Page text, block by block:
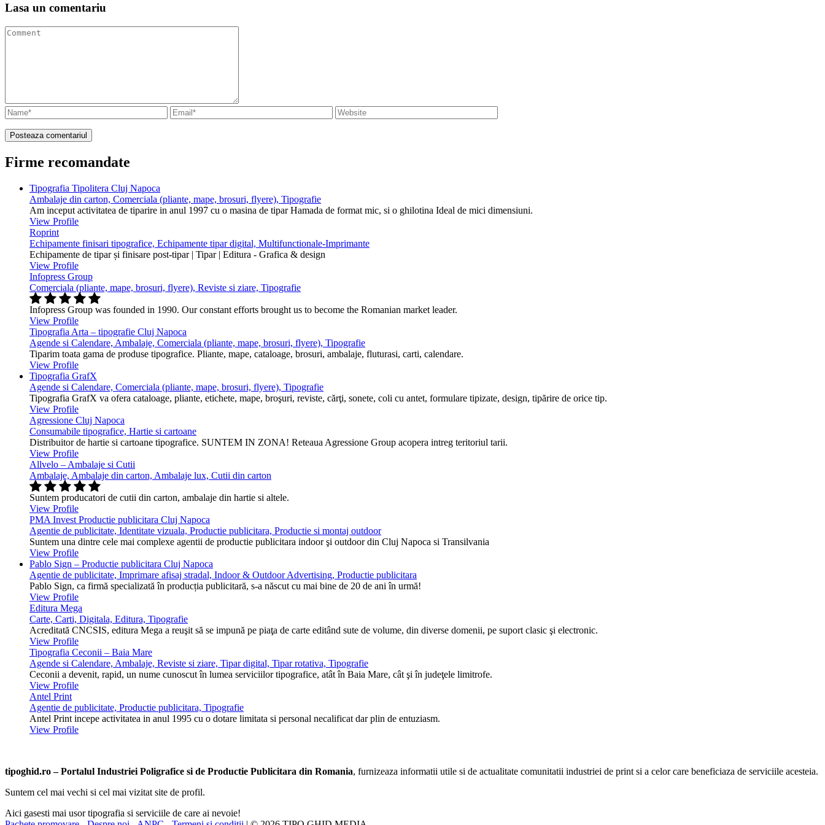
Lasa un comentariu
Firme recomandate
Tipografia Tipolitera Cluj Napoca
Ambalaje din carton, Comerciala (pliante, mape, brosuri, flyere), Tipografie
Am inceput activitatea de tiparire in anul 1997 cu o masina de tipar Hamada de format mic, si o ghilotina Ideal de mici dimensiuni.
View Profile
Roprint
Echipamente finisari tipografice, Echipamente tipar digital, Multifunctionale-Imprimante
Echipamente de tipar și finisare post-tipar | Tipar | Editura - Grafica & design
View Profile
Infopress Group
Comerciala (pliante, mape, brosuri, flyere), Reviste si ziare, Tipografie
Infopress Group was founded in 1990. Our constant efforts brought us to become the Romanian market leader.
View Profile
Tipografia Arta – tipografie Cluj Napoca
Agende si Calendare, Ambalaje, Comerciala (pliante, mape, brosuri, flyere), Tipografie
Tiparim toata gama de produse tipografice. Pliante, mape, cataloage, brosuri, ambalaje, fluturasi, carti, calendare.
View Profile
Tipografia GrafX
Agende si Calendare, Comerciala (pliante, mape, brosuri, flyere), Tipografie
Tipografia GrafX va ofera cataloage, pliante, etichete, mape, broşuri, reviste, cărţi, sonete, coli cu antet, formulare tipizate, design, tipărire de orice tip.
View Profile
Agressione Cluj Napoca
Consumabile tipografice, Hartie si cartoane
Distribuitor de hartie si cartoane tipografice. SUNTEM IN ZONA! Reteaua Agressione Group acopera intreg teritoriul tarii.
View Profile
Allvelo – Ambalaje si Cutii
Ambalaje, Ambalaje din carton, Ambalaje lux, Cutii din carton
Suntem producatori de cutii din carton, ambalaje din hartie si altele.
View Profile
PMA Invest Productie publicitara Cluj Napoca
Agentie de publicitate, Identitate vizuala, Productie publicitara, Productie si montaj outdoor
Suntem una dintre cele mai complexe agentii de productie publicitara indoor şi outdoor din Cluj Napoca si Transilvania
View Profile
Pablo Sign – Productie publicitara Cluj Napoca
Agentie de publicitate, Imprimare afisaj stradal, Indoor & Outdoor Advertising, Productie publicitara
Pablo Sign, ca firmă specializată în producția publicitară, s-a născut cu mai bine de 20 de ani în urmă!
View Profile
Editura Mega
Carte, Carti, Digitala, Editura, Tipografie
Acreditată CNCSIS, editura Mega a reuşit să se impună pe piaţa de carte editând sute de volume, din diverse domenii, pe suport clasic şi electronic.
View Profile
Tipografia Ceconii – Baia Mare
Agende si Calendare, Ambalaje, Reviste si ziare, Tipar digital, Tipar rotativa, Tipografie
Ceconii a devenit, rapid, un nume cunoscut în lumea serviciilor tipografice, atât în Baia Mare, cât şi în judeţele limitrofe.
View Profile
Antel Print
Agentie de publicitate, Productie publicitara, Tipografie
Antel Print incepe activitatea in anul 1995 cu o dotare limitata si personal necalificat dar plin de entuziasm.
View Profile
tipoghid.ro – Portalul Industriei Poligrafice si de Productie Publicitara din Romania, furnizeaza informatii utile si de actualitate comunitatii industriei de print si a celor care beneficiaza de serviciile acesteia.
Suntem cel mai vechi si cel mai vizitat site de profil.
Aici gasesti mai usor tipografia si serviciile de care ai nevoie!